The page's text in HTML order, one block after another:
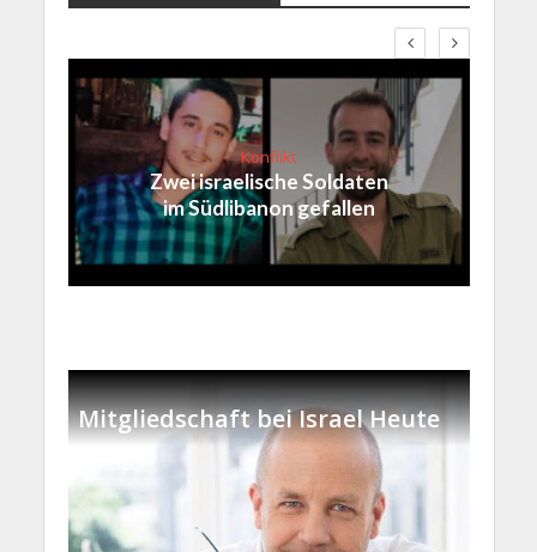
Konflikt
Zwei israelische Soldaten
im Südlibanon gefallen
Mitgliedschaft bei Israel Heute